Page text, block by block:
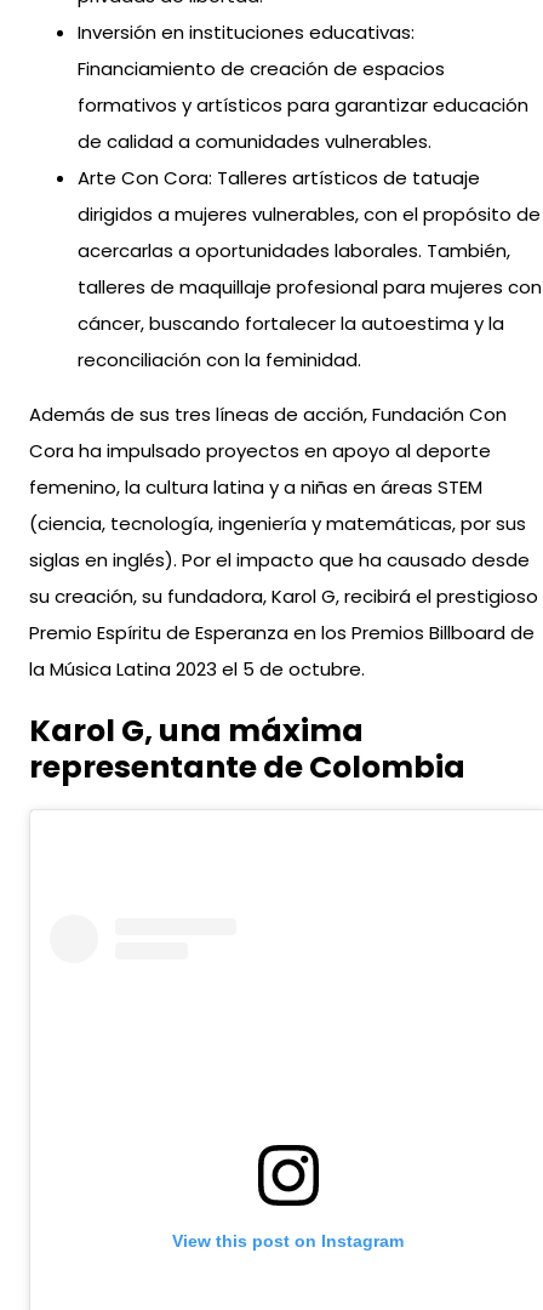
Inversión en instituciones educativas:
Financiamiento de creación de espacios
formativos y artísticos para garantizar educación
de calidad a comunidades vulnerables.
Arte Con Cora: Talleres artísticos de tatuaje
dirigidos a mujeres vulnerables, con el propósito de
acercarlas a oportunidades laborales. También,
talleres de maquillaje profesional para mujeres con
cáncer, buscando fortalecer la autoestima y la
reconciliación con la feminidad.
Además de sus tres líneas de acción, Fundación Con
Cora ha impulsado proyectos en apoyo al deporte
femenino, la cultura latina y a niñas en áreas STEM
(ciencia, tecnología, ingeniería y matemáticas, por sus
siglas en inglés). Por el impacto que ha causado desde
su creación, su fundadora, Karol G, recibirá el prestigioso
Premio Espíritu de Esperanza en los Premios Billboard de
la Música Latina 2023 el 5 de octubre.
Karol G, una máxima
representante de Colombia
View this post on Instagram